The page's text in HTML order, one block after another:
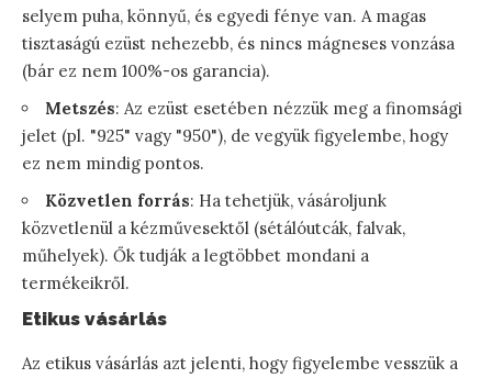
selyem puha, könnyű, és egyedi fénye van. A magas
tisztaságú ezüst nehezebb, és nincs mágneses vonzása
(bár ez nem 100%-os garancia).
Metszés: Az ezüst esetében nézzük meg a finomsági
jelet (pl. "925" vagy "950"), de vegyük figyelembe, hogy
ez nem mindig pontos.
Közvetlen forrás: Ha tehetjük, vásároljunk
közvetlenül a kézművesektől (sétálóutcák, falvak,
műhelyek). Ők tudják a legtöbbet mondani a
termékeikről.
Etikus vásárlás
Az etikus vásárlás azt jelenti, hogy figyelembe vesszük a